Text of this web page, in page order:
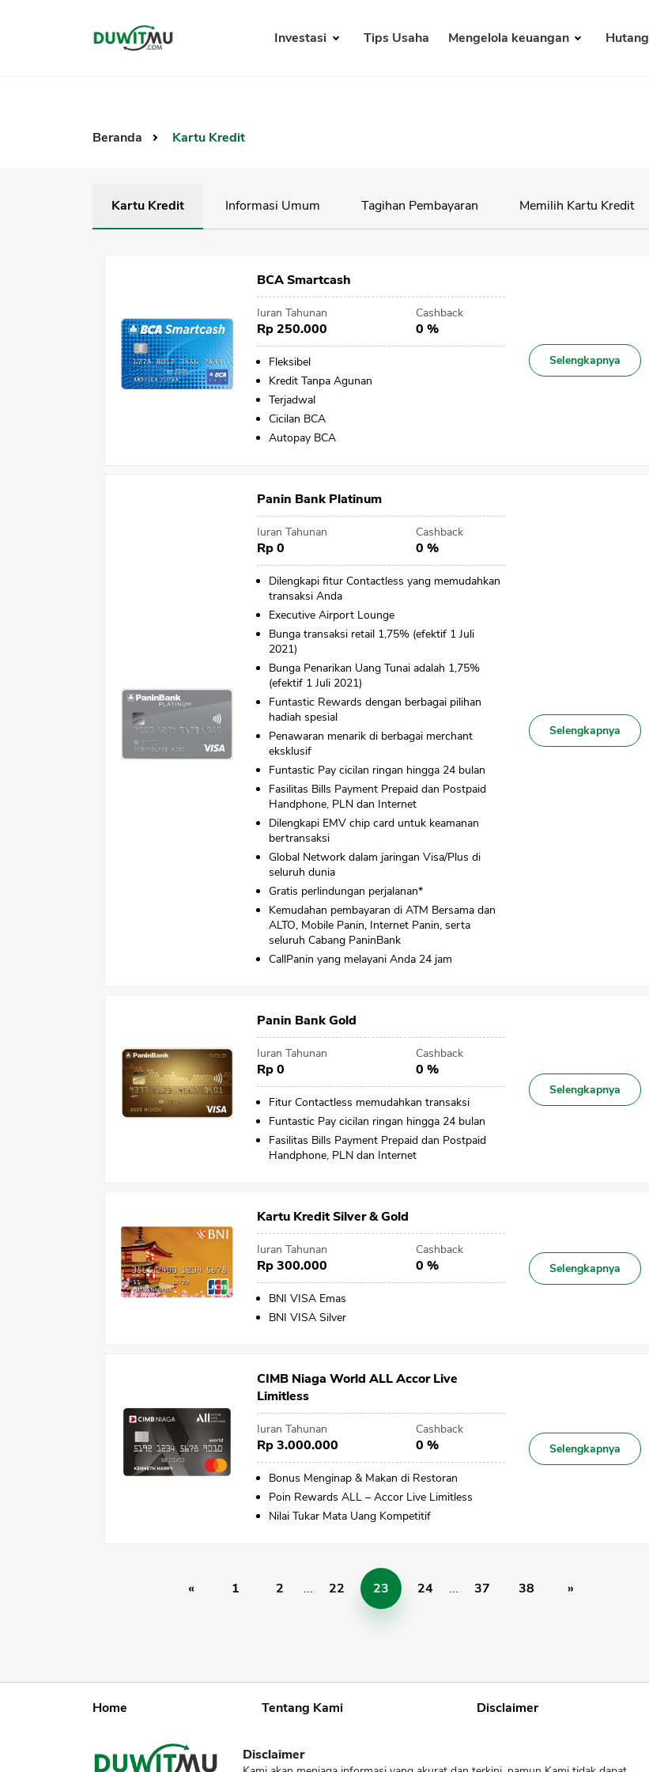
Investasi Tips Usaha Mengelola keuangan Hutang
Beranda Kartu Kredit
Kartu Kredit Informasi Umum Tagihan Pembayaran Memilih Kartu Kredit
BCA Smartcash
Iuran Tahunan
Rp 250.000
Cashback
0 %
Fleksibel
Kredit Tanpa Agunan
Terjadwal
Cicilan BCA
Autopay BCA
Selengkapnya
Panin Bank Platinum
Iuran Tahunan
Rp 0
Cashback
0 %
Dilengkapi fitur Contactless yang memudahkan
transaksi Anda
Executive Airport Lounge
Bunga transaksi retail 1,75% (efektif 1 Juli
2021)
Bunga Penarikan Uang Tunai adalah 1,75%
(efektif 1 Juli 2021)
Funtastic Rewards dengan berbagai pilihan
hadiah spesial
Penawaran menarik di berbagai merchant
eksklusif
Funtastic Pay cicilan ringan hingga 24 bulan
Fasilitas Bills Payment Prepaid dan Postpaid
Handphone, PLN dan Internet
Dilengkapi EMV chip card untuk keamanan
bertransaksi
Global Network dalam jaringan Visa/Plus di
seluruh dunia
Gratis perlindungan perjalanan*
Kemudahan pembayaran di ATM Bersama dan
ALTO, Mobile Panin, Internet Panin, serta
seluruh Cabang PaninBank
CallPanin yang melayani Anda 24 jam
Selengkapnya
Panin Bank Gold
Iuran Tahunan
Rp 0
Cashback
0 %
Fitur Contactless memudahkan transaksi
Funtastic Pay cicilan ringan hingga 24 bulan
Fasilitas Bills Payment Prepaid dan Postpaid
Handphone, PLN dan Internet
Selengkapnya
Kartu Kredit Silver & Gold
Iuran Tahunan
Rp 300.000
Cashback
0 %
BNI VISA Emas
BNI VISA Silver
Selengkapnya
CIMB Niaga World ALL Accor Live
Limitless
Iuran Tahunan
Rp 3.000.000
Cashback
0 %
Bonus Menginap & Makan di Restoran
Poin Rewards ALL – Accor Live Limitless
Nilai Tukar Mata Uang Kompetitif
Selengkapnya
« 1 2 ... 22 23 24 ... 37 38 »
Home Tentang Kami Disclaimer
Disclaimer